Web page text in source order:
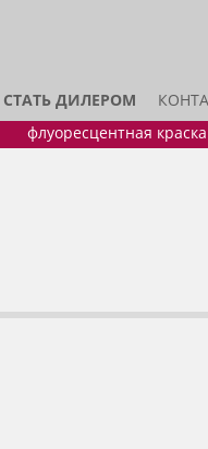
СТАТЬ ДИЛЕРОМ
флуоресцентная краска